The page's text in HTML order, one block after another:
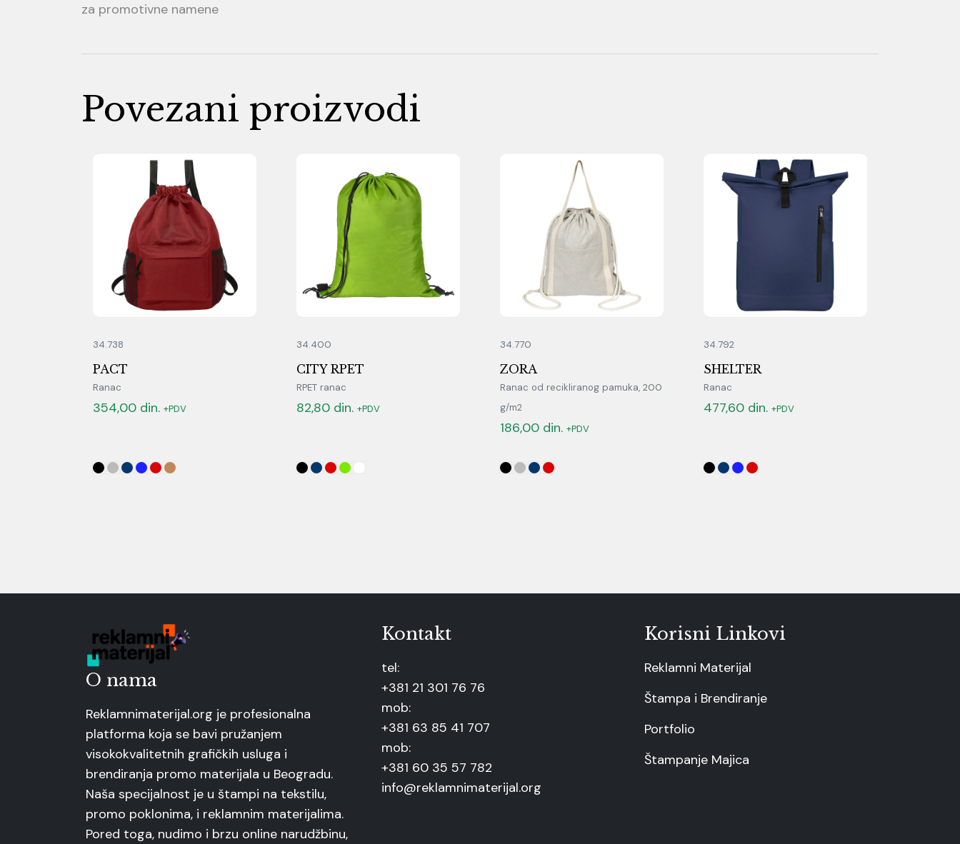
za promotivne namene
Povezani proizvodi
34.738
PACT
Ranac
354,00 din. +PDV
34.400
CITY RPET
RPET ranac
82,80 din. +PDV
34.770
ZORA
Ranac od recikliranog pamuka, 200
g/m2
186,00 din. +PDV
34.792
SHELTER
Ranac
477,60 din. +PDV
O nama
Reklamnimaterijal.org je profesionalna
platforma koja se bavi pružanjem
visokokvalitetnih grafičkih usluga i
brendiranja promo materijala u Beogradu.
Naša specijalnost je u štampi na tekstilu,
promo poklonima, i reklamnim materijalima.
Pored toga, nudimo i brzu online narudžbinu,
Kontakt
tel:
+381 21 301 76 76
mob:
+381 63 85 41 707
mob:
+381 60 35 57 782
info@reklamnimaterijal.org
Korisni Linkovi
Reklamni Materijal
Štampa i Brendiranje
Portfolio
Štampanje Majica